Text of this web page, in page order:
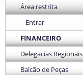
Área restrita
Entrar
FINANCEIRO
Delegacias Regionais
Balcão de Peças